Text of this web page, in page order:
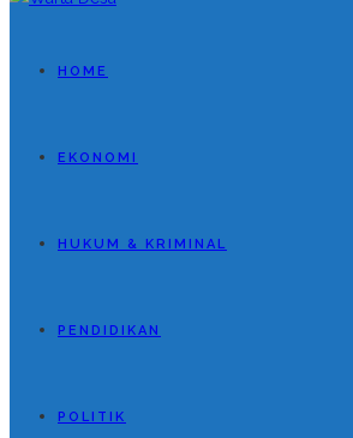
HOME
EKONOMI
HUKUM & KRIMINAL
PENDIDIKAN
POLITIK